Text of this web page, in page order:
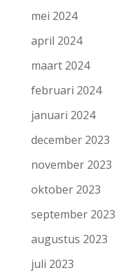
mei 2024
april 2024
maart 2024
februari 2024
januari 2024
december 2023
november 2023
oktober 2023
september 2023
augustus 2023
juli 2023